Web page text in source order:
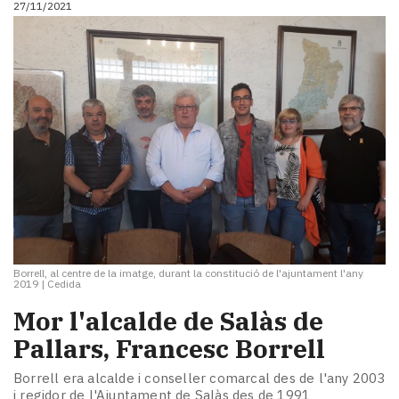
i
turisme
Esports
Mai
tant!
TV
mitjans
temps
Reportatges
Entrevistes
Enquestes
escena!
Dis
la
teva!
27/11/2021
Borrell, al centre de la imatge, durant la constitució de l'ajuntament l'any
2019 |Cedida
Mor l'alcalde de Salàs de
Pallars, Francesc Borrell
Borrell era alcalde i conseller comarcal des de l'any 2003
i regidor de l'Ajuntament de Salàs des de 1991